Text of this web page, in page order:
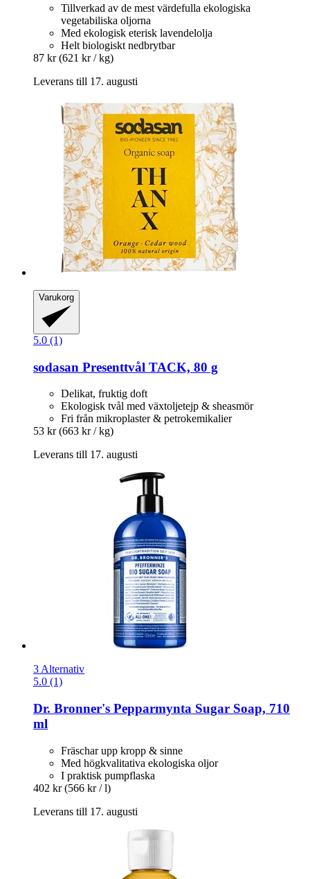
Tillverkad av de mest värdefulla ekologiska
vegetabiliska oljorna
Med ekologisk eterisk lavendelolja
Helt biologiskt nedbrytbar
87 kr (621 kr / kg)
Leverans till 17. augusti
Varukorg
5.0 (1)
sodasan Presenttvål TACK, 80 g
Delikat, fruktig doft
Ekologisk tvål med växtoljetejp & sheasmör
Fri från mikroplaster & petrokemikalier
53 kr (663 kr / kg)
Leverans till 17. augusti
3 Alternativ
5.0 (1)
Dr. Bronner's Pepparmynta Sugar Soap, 710
ml
Fräschar upp kropp & sinne
Med högkvalitativa ekologiska oljor
I praktisk pumpflaska
402 kr (566 kr / l)
Leverans till 17. augusti